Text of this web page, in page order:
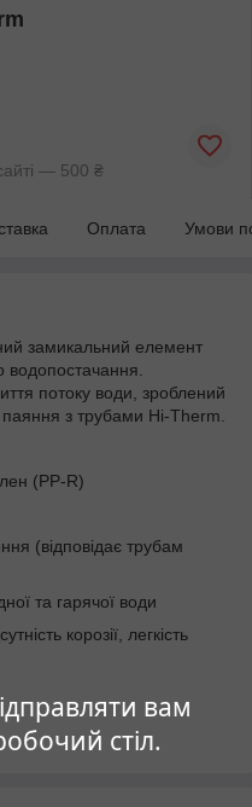
вам
стіл.
— 500 ₴
Оплата Умови
замикальний елемент
водопостачання.
потоку води, зроблений
паяння з трубами Hi-Therm.
(PP-R)
(відповідає трубам
та гарячої води
корозії, легкість